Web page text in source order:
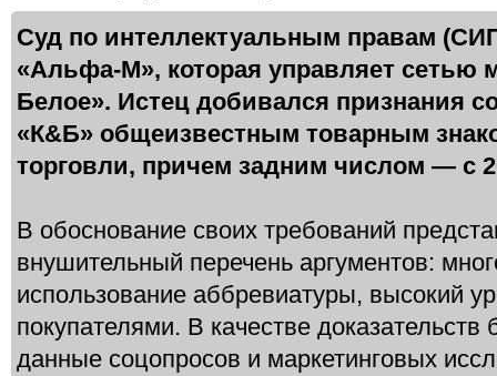
Суд по интеллектуальным правам
«Альфа-М», которая управляет сетью
Белое». Истец добивался признания
«К&Б» общеизвестным товарным
торговли, причем задним числом — с
В обоснование своих требований
внушительный перечень аргументов:
использование аббревиатуры, высокий
покупателями. В качестве
данные соцопросов и маркетинговых